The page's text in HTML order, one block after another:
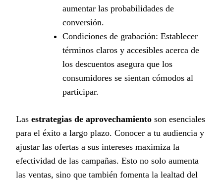
aumentar las probabilidades de
conversión.
Condiciones de grabación: Establecer
términos claros y accesibles acerca de
los descuentos asegura que los
consumidores se sientan cómodos al
participar.
Las estrategias de aprovechamiento son esenciales
para el éxito a largo plazo. Conocer a tu audiencia y
ajustar las ofertas a sus intereses maximiza la
efectividad de las campañas. Esto no solo aumenta
las ventas, sino que también fomenta la lealtad del